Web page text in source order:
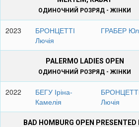
ОДИНОЧНИЙ РОЗРЯД - ЖІНКИ
2023
БРОНЦЕТТІ
Лючія
ГРАБЕР
PALERMO LADIES OPEN
ОДИНОЧНИЙ РОЗРЯД - ЖІНКИ
2022
БЕГУ Іріна-
Камелія
Лючія
BAD HOMBURG OPEN PRESENTED